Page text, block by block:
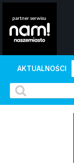
AKTUALNOŚCI